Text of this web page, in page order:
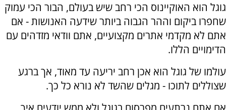
גוגל הוא האוקיינוס הכי רחב שיש בעולם, הבור הכי עמוק
שחפרו ביקום וההר הגבוה ביותר שידעה האנושות - אם
אתם לא מקדמי אתרים מקצועיים, אתם וודאי מזדהים עם
הדימויים הללו.
עולמו של גוגל הוא אכן רחב יריעה עד מאוד, אך ברגע
שצוללים לתוכו - מגלים שהשד לא נורא כל כך.